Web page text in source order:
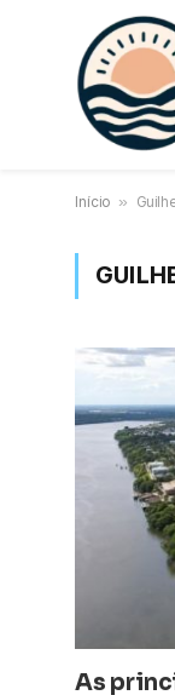
Início »
As